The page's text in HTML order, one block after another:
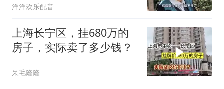
洋洋欢乐配音
上海长宁区，挂680万的
房子，实际卖了多少钱？
呆毛隆隆